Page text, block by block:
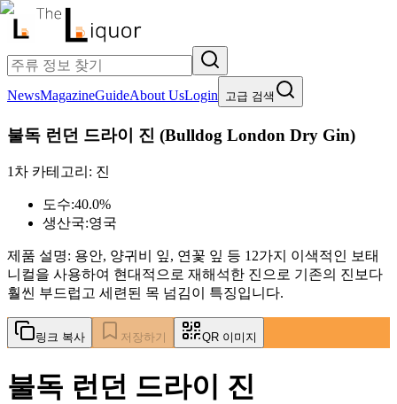
NewsMagazineGuideAbout UsLogin 고급 검색
불독 런던 드라이 진 (Bulldog London Dry Gin)
1차 카테고리: 진
도수:40.0%
생산국:영국
제품 설명: 용안, 양귀비 잎, 연꽃 잎 등 12가지 이색적인 보태
니컬을 사용하여 현대적으로 재해석한 진으로 기존의 진보다
훨씬 부드럽고 세련된 목 넘김이 특징입니다.
링크 복사 저장하기 QR 이미지
불독 런던 드라이 진